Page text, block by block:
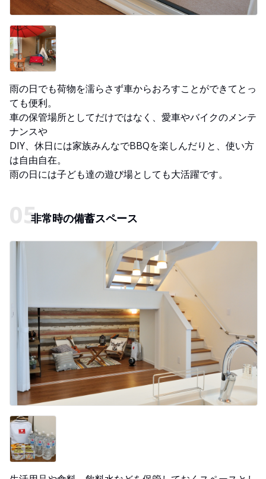
雨の日でも荷物を濡らさず車からおろすことができてとっ
ても便利。
車の保管場所としてだけではなく、愛車やバイクのメンテ
ナンスや
DIY、休日には家族みんなでBBQを楽しんだりと、使い方
は自由自在。
雨の日には子ども達の遊び場としても大活躍です。
非常時の備蓄スペース